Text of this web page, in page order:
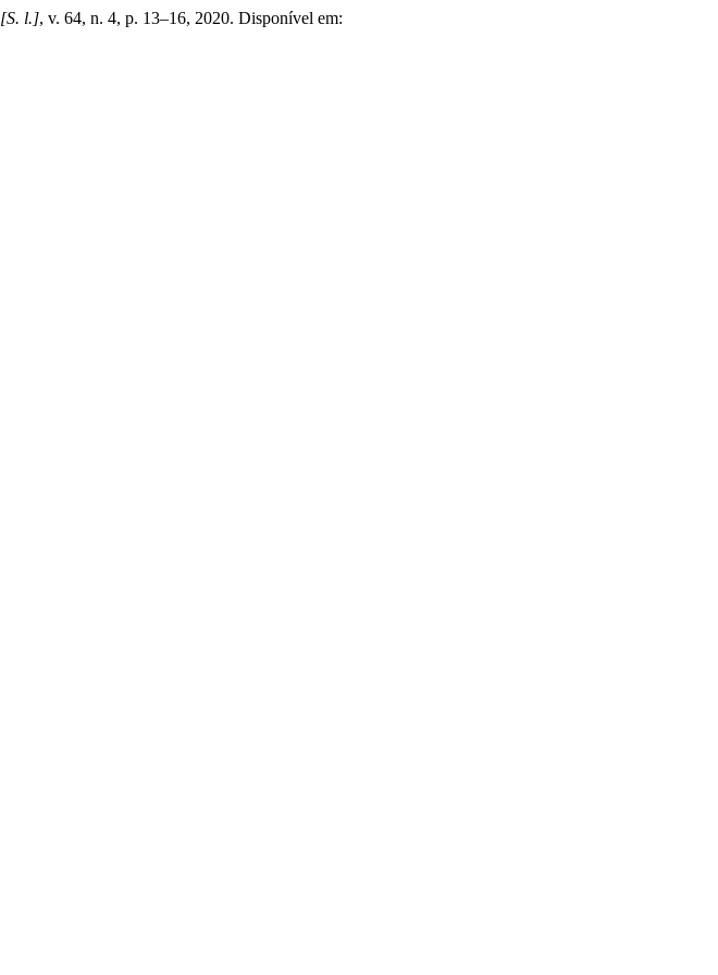
[S. l.], v. 64, n. 4, p. 13–16, 2020. Disponível em: